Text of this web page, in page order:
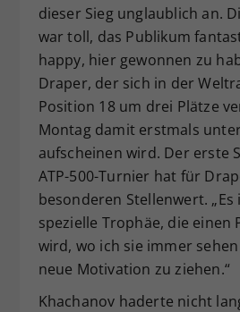
dieser Sieg unglaublich an.
war toll, das Publikum
happy, hier gewonnen zu
Draper, der sich in der
Position 18 um drei Plätze
Montag damit erstmals
aufscheinen wird. Der erste
ATP-500-Turnier hat für
besonderen Stellenwert. „Es
spezielle Trophäe, die einen
wird, wo ich sie immer
neue Motivation zu ziehen.“
Khachanov haderte nicht